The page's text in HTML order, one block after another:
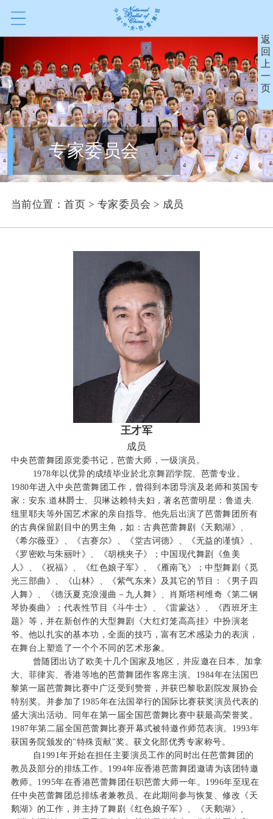
返
回
上
一
页
专家委员会
当前位置：首页 > 专家委员会 > 成员
王才军
成员
中央芭蕾舞团原党委书记，芭蕾大师，一级演员。
1978年以优异的成绩毕业於北京舞蹈学院、芭蕾专业。
1980年进入中央芭蕾舞团工作，曾得到本团导演及老师和英国专
家：安东.道林爵士、贝琳达赖特夫妇，著名芭蕾明星：鲁道夫.
纽里耶夫等外国艺术家的亲自指导。他先后出演了芭蕾舞团所有
的古典保留剧目中的男主角，如：古典芭蕾舞剧《天鹅湖》、
《希尔薇亚》、《吉赛尔》、《堂吉诃德》、《无益的谨慎》、
《罗密欧与朱丽叶》、《胡桃夹子》；中国现代舞剧《鱼美
人》、《祝福》、《红色娘子军》、《雁南飞》；中型舞剧《觅
光三部曲》、《山林》、《紫气东来》及其它的节目：《男子四
人舞》、《德沃夏克浪漫曲－九人舞》、肖斯塔柯维奇《第二钢
琴协奏曲》；代表性节目《斗牛士》、《雷蒙达》、《西班牙主
题》等，并在新创作的大型舞剧《大红灯笼高高挂》中扮演老
爷。他以扎实的基本功，全面的技巧，富有艺术感染力的表演，
在舞台上塑造了一个个不同的艺术形象。
曾随团出访了欧美十几个国家及地区，并应邀在日本、加拿
大、菲律宾、香港等地的芭蕾舞团作客席主演。1984年在法国巴
黎第一届芭蕾舞比赛中广泛受到赞誉，并获巴黎歌剧院发展协会
特别奖。并参加了1985年在法国举行的国际比赛获奖演员代表的
盛大演出活动。同年在第一届全国芭蕾舞比赛中获最高荣誉奖。
1987年第二届全国芭蕾舞比赛开幕式被特邀作师范表演。1993年
获国务院颁发的"特殊贡献"奖。获文化部优秀专家称号。
自1991年开始在担任主要演员工作的同时出任芭蕾舞团的
教员及部分的排练工作。1994年应香港芭蕾舞团邀请为该团特邀
教师。1995年在香港芭蕾舞团任职芭蕾大师一年。1996年至现在
任中央芭蕾舞团总排练者兼教员。在此期间参与恢复、修改《天
鹅湖》的工作，并主持了舞剧《红色娘子军》、《天鹅湖》、